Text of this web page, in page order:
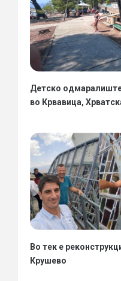
Детско одмаралиште
во Крвавица,
Во тек е
Крушево